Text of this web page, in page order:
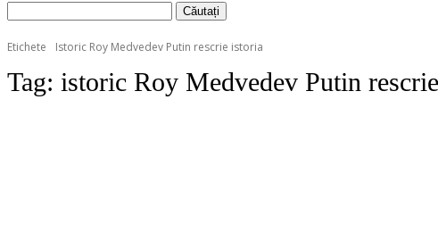
Etichete Istoric Roy Medvedev Putin rescrie istoria
Tag: istoric Roy Medvedev Putin